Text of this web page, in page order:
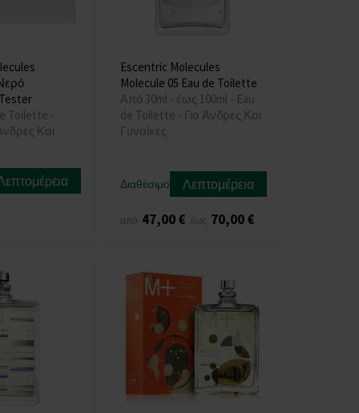
Toilette -
Και
Escentric Molecules
Molecule 05 Eau de Toilette
Από 30ml - έως 100ml - Eau
de Toilette - Για Άνδρες Και
Γυναίκες
Διαθέσιμο Λεπτομέρεια
από 47,00 € έως 70,00 €